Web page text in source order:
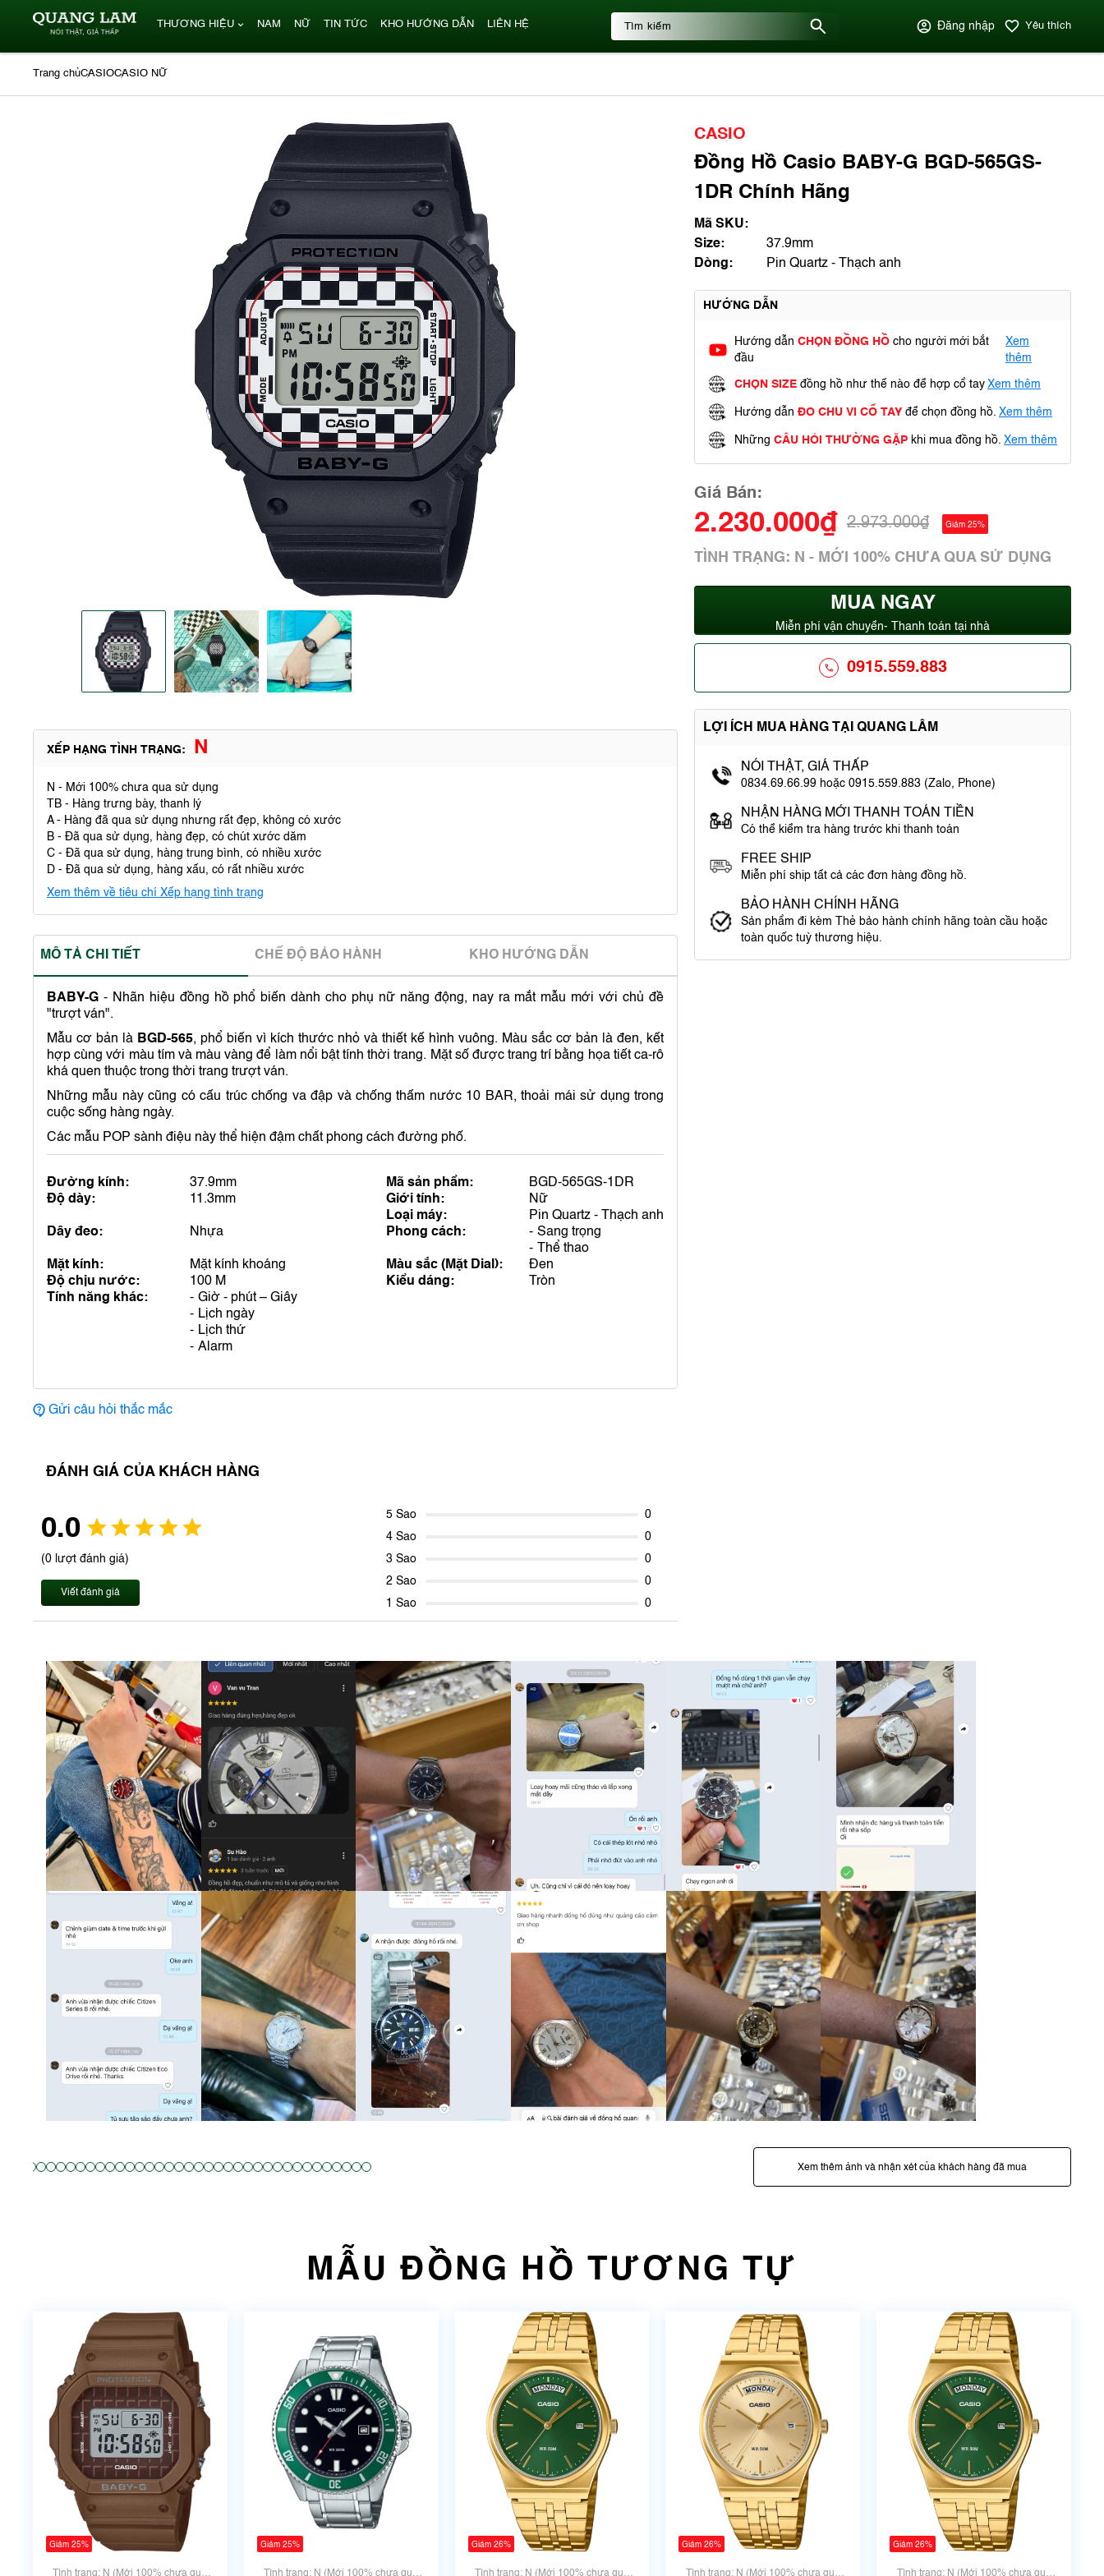
THƯƠNG HIỆU NAM NỮ TIN TỨC KHO HƯỚNG DẪN LIÊN HỆ Đăng nhập Yêu thích
Trang chủCASIOCASIO NỮ
XẾP HẠNG TÌNH TRẠNG: N
N - Mới 100% chưa qua sử dụng
TB - Hàng trưng bày, thanh lý
A - Hàng đã qua sử dụng nhưng rất đẹp, không có xước
B - Đã qua sử dụng, hàng đẹp, có chút xước dăm
C - Đã qua sử dụng, hàng trung bình, có nhiều xước
D - Đã qua sử dụng, hàng xấu, có rất nhiều xước
Xem thêm về tiêu chí Xếp hạng tình trạng
MÔ TẢ CHI TIẾT CHẾ ĐỘ BẢO HÀNH KHO HƯỚNG DẪN
BABY-G - Nhãn hiệu đồng hồ phổ biến dành cho phụ nữ năng động, nay ra mắt mẫu mới với chủ đề
"trượt ván".
Mẫu cơ bản là BGD-565, phổ biến vì kích thước nhỏ và thiết kế hình vuông. Màu sắc cơ bản là đen, kết
hợp cùng với màu tím và màu vàng để làm nổi bật tính thời trang. Mặt số được trang trí bằng họa tiết ca-rô
khá quen thuộc trong thời trang trượt ván.
Những mẫu này cũng có cấu trúc chống va đập và chống thấm nước 10 BAR, thoải mái sử dụng trong
cuộc sống hàng ngày.
Các mẫu POP sành điệu này thể hiện đậm chất phong cách đường phố.
Đường kính:
37.9mm
Độ dày:
11.3mm
Mã sản phẩm:
BGD-565GS-1DR
Giới tính:
Nữ
Loại máy:
Pin Quartz - Thạch anh
Dây đeo:
Nhựa Phong cách:
Sang trọng
Thể thao
Mặt kính:
Mặt kính khoáng Màu sắc (Mặt Dial):
Đen
Độ chịu nước:
100 M Kiểu dáng:
Tròn
Tính năng khác:
Giờ - phút – Giây
Lịch ngày
Lịch thứ
Alarm
Gửi câu hỏi thắc mắc
CASIO
Đồng Hồ Casio BABY-G BGD-565GS-
1DR Chính Hãng
Mã SKU:
Size:
37.9mm
Dòng:
Pin Quartz - Thạch anh
HƯỚNG DẪN
Hướng dẫn CHỌN ĐỒNG HỒ cho người mới bắt
đầu
Xem
thêm
CHỌN SIZE đồng hồ như thế nào để hợp cổ tay Xem thêm
Hướng dẫn ĐO CHU VI CỔ TAY để chọn đồng hồ. Xem thêm
Những CÂU HỎI THƯỜNG GẶP khi mua đồng hồ. Xem thêm
Giá Bán:
2.230.000₫ 2.973.000₫ Giảm 25%
TÌNH TRẠNG: N - MỚI 100% CHƯA QUA SỬ DỤNG
MUA NGAY
Miễn phí vận chuyển- Thanh toán tại nhà
0915.559.883
LỢI ÍCH MUA HÀNG TẠI QUANG LÂM
NÓI THẬT, GIÁ THẤP
0834.69.66.99 hoặc 0915.559.883 (Zalo, Phone)
NHẬN HÀNG MỚI THANH TOÁN TIỀN
Có thể kiểm tra hàng trước khi thanh toán
FREE SHIP
Miễn phí ship tất cả các đơn hàng đồng hồ.
BẢO HÀNH CHÍNH HÃNG
Sản phẩm đi kèm Thẻ bảo hành chính hãng toàn cầu hoặc
toàn quốc tuỳ thương hiệu.
ĐÁNH GIÁ CỦA KHÁCH HÀNG
0.0
(0 lượt đánh giá)
Viết đánh giá
5 Sao
0
4 Sao
0
3 Sao
0
2 Sao
0
1 Sao
0
Xem thêm ảnh và nhận xét của khách hàng đã mua
MẪU ĐỒNG HỒ TƯƠNG TỰ
Giảm 25%
Tình trạng: N (Mới 100% chưa qua
Giảm 25%
Tình trạng: N (Mới 100% chưa qua
Giảm 26%
Tình trạng: N (Mới 100% chưa qua
Giảm 26%
Tình trạng: N (Mới 100% chưa qua
Giảm 26%
Tình trạng: N (Mới 100% chưa qua